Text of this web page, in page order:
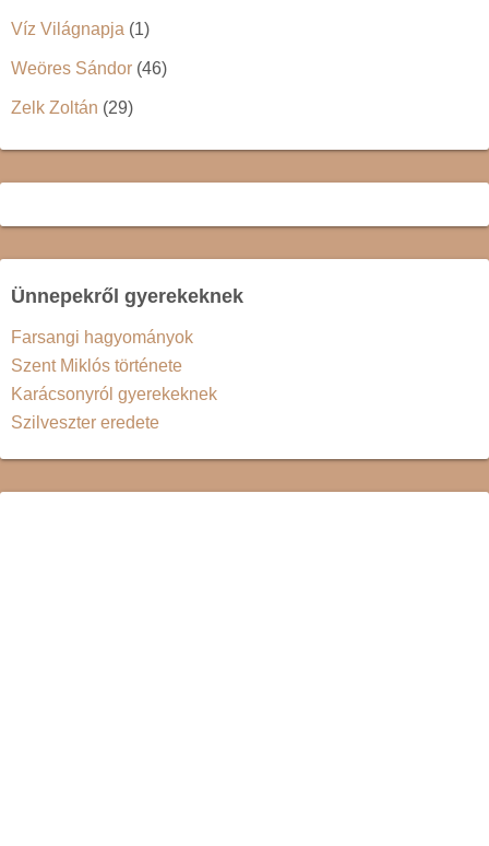
Víz Világnapja (1)
Weöres Sándor (46)
Zelk Zoltán (29)
Ünnepekről gyerekeknek
Farsangi hagyományok
Szent Miklós története
Karácsonyról gyerekeknek
Szilveszter eredete